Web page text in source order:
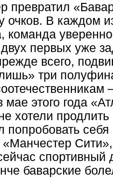
превратил
очков. В каждом
команда
первых уже
всего,
три
этого года
хотели продлить
попробовать
«Манчестер
спортивный
баварские